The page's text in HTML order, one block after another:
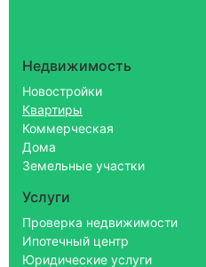
Недвижимость
Новостройки
Квартиры
Коммерческая
Дома
Земельные участки
Услуги
Проверка недвижимости
Ипотечный центр
Юридические услуги